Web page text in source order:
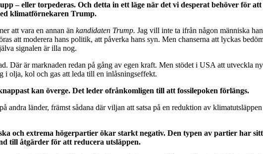
– eller torpederas. Och detta in ett läge när det vi desperat behöver för
klimatförnekaren Trump.
att vara en annan än kandidaten Trump. Jag vill inte ta ifrån någon människa
att moderera hans politik, att påverka hans syn. Men chanserna att lyckas
signalen är illa nog.
Där är marknaden redan på gång av egen kraft. Men stödet i USA att utveckla
olja, kol och gas att leda till en inlåsningseffekt.
kan överge. Det leder ofrånkomligen till att fossilepoken förlängs.
andra länder, främst sådana där viljan att satsa på en reduktion av
och extrema högerpartier ökar starkt negativ. Den typen av partier har
till åtgärder för att reducera utsläppen.